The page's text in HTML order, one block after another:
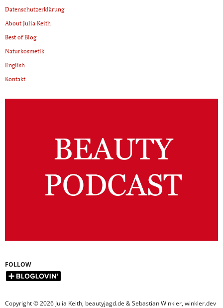
Datenschutzerklärung
About Julia Keith
Best of Blog
Naturkosmetik
English
Kontakt
FOLLOW
Copyright © 2026 Julia Keith, beautyjagd.de & Sebastian Winkler, winkler.dev